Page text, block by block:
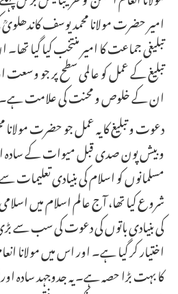
امیر حضرت مولانا محمد یوسف
تبلیغی جماعت کا امیر منتخب کیا گیا
تبلیغ کے عمل کو عالمی سطح پر جو
ان کے خلوص و محنت کی علامت ہے۔
دعوت و تبلیغ کا یہ عمل جو حضرت
و بیش پون صدی قبل میوات کے سادہ
مسلمانوں کو اسلام کی بنیادی
شروع کیا تھا، آج عالم اسلام میں
کی بنیادی باتوں کی دعوت کی سب سے
اختیار کر گیا ہے۔ اور اس میں مولانا
کا بہت بڑا حصہ ہے۔ یہ جدوجہد سادہ